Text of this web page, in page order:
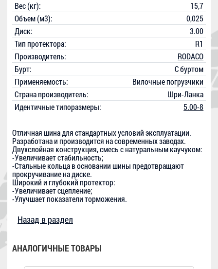
Вес (кг):
15,7
Объем (м3):
0,025
Диск:
3.00
Тип протектора:
R1
Производитель:
RODACO
Бурт:
С буртом
Применяемость:
Вилочные погрузчики
Страна производитель:
Шри-Ланка
Идентичные типоразмеры:
5.00-8
Отличная шина для стандартных условий эксплуатации.
Разработана и производится на современных заводах.
Двухслойная конструкция, смесь с натуральным каучуком:
-Увеличивает стабильность;
-Стальные кольца в основании шины предотвращают
прокручивание на диске.
Широкий и глубокий протектор:
-Увеличивает сцепление;
-Улучшает показатели торможения.
Назад в раздел
АНАЛОГИЧНЫЕ ТОВАРЫ